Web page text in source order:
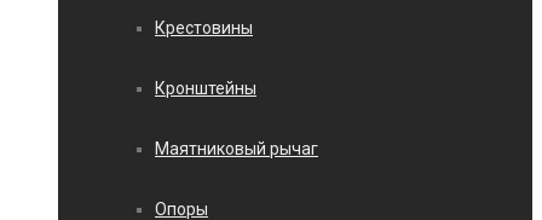
Крестовины
Кронштейны
Маятниковый рычаг
Опоры